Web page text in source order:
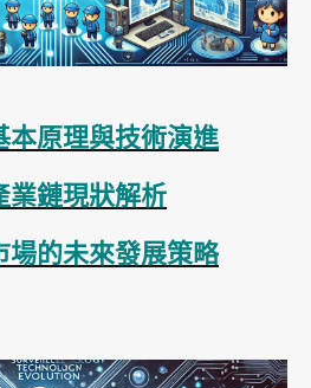
本原理與技術演進
業鏈現狀解析
場的未來發展策略